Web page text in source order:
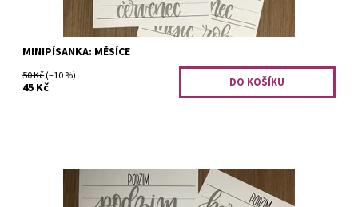
MINIPÍSANKA: MĚSÍCE
50 Kč(–10 %)
45 Kč
Minipísanka obsahuje 17 slovíček na procvičení.